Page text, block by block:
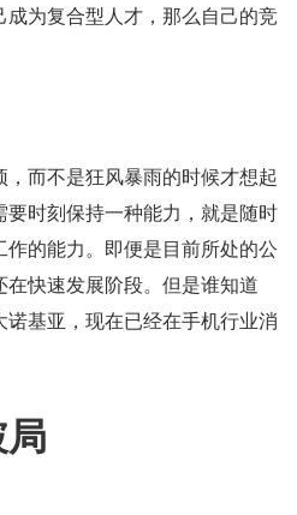
为复合型人才，那么自己的竞
而不是狂风暴雨的时候才想起
时刻保持一种能力，就是随时
的能力。即便是目前所处的公
快速发展阶段。但是谁知道
基亚，现在已经在手机行业消